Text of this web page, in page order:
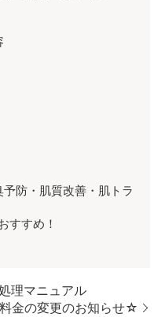
防・肌質改善・肌トラ
すすめ！
理マニュアル
金の変更のお知らせ☆